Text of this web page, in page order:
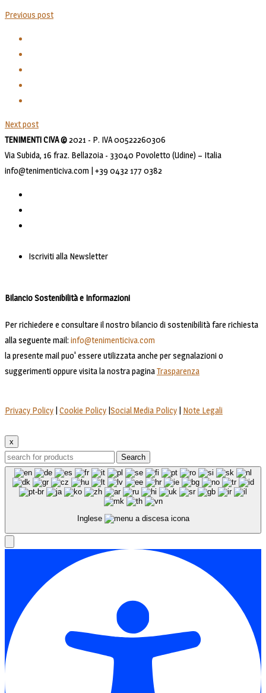
Previous post
Next post
TENIMENTI CIVA ©2021 - P. IVA 00522260306
Via Subida, 16 fraz. Bellazoia - 33040 Povoletto (Udine) – Italia
info@tenimenticiva.com | +39 0432 177 0382
Iscriviti alla Newsletter
Bilancio Sostenibilità e Informazioni
Per richiedere e consultare il nostro bilancio di sostenibilità fare richiesta
alla seguente mail: info@tenimenticiva.com
la presente mail puo' essere utilizzata anche per segnalazioni o
suggerimenti oppure visita la nostra paginaTrasparenza
Privacy Policy | Cookie Policy |Social Media Policy | Note Legali
x
Search
Inglese